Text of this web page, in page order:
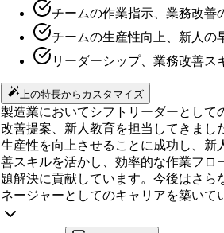
チームの作業指示、業務改善
チームの生産性向上、新人の
リーダーシップ、業務改善ス
上の特長からカスタマイズ
製造業においてシフトリーダーとし
改善提案、新人教育を担当してきま
生産性を向上させることに成功し、
善スキルを活かし、効率的な作業フ
題解決に貢献しています。今後はさ
ネージャーとしてのキャリアを築いて